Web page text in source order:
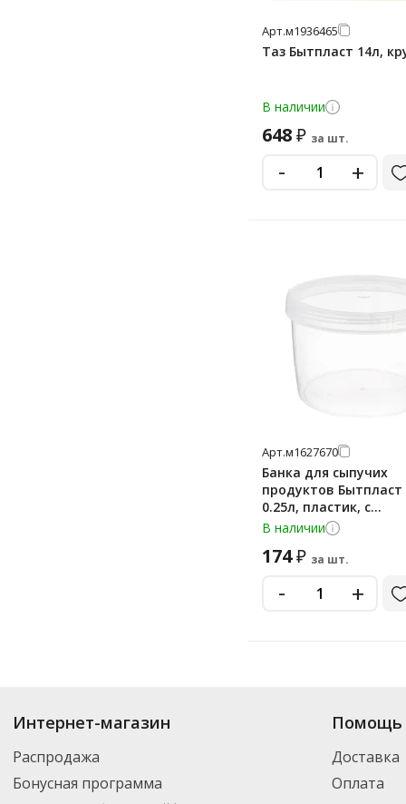
Арт.м1936465
Таз Бытпласт 14л,
В наличии
648₽ за шт.
- +
Арт.м1627670
Банка для сыпучих
продуктов Бытпласт
0.25л, пластик, с
закручивающейся
В наличии
174₽ за шт.
- +
Купить
. В ассортименте интернет-
выбрать нужный товар и добавить его в корзину для дальнейшего
транспортной компанией DPD. Для постоянных клиентов - скидка,
Интернет-магазин
Распродажа
Бонусная программа
Помощь
Доставка
Оплата